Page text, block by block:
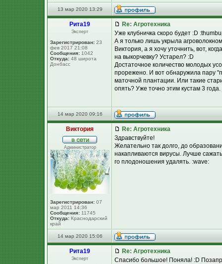
13 мар 2020 13:29
Рита19
Эксперт
Зарегистрирован: 23
фев 2017 21:08
Сообщения: 1042
Откуда: 48 широта
Донбасс
Re: Агротехника
Уже клубничка скоро будет :D
А я только лишь укрыла
Виктория, а я хочу уточнить, вот,
на выкорчевку? Устарел? :D
Достаточное количество молодых
прорежено. И вот обнаружила пару
маточной плантации. Или такие
опять? Уже точно этим кустам 3 года.
14 мар 2020 09:16
Виктория
Администратор
Зарегистрирован: 07
мар 2011 14:36
Сообщения: 11745
Откуда: Краснодарский
край
Re: Агротехника
Здравствуйте!
Желательно так долго, до
накапливаются вирусы. Лучше
го плодоношения удалять. :wave:
14 мар 2020 15:06
Рита19
Эксперт
Re: Агротехника
Спасибо большое! Поняла! :D